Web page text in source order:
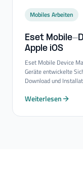
Mobiles Arbeiten
Eset Mobile-​
Apple iOS
Eset Mobile Device
Geräte entwickelte
Download und
Weiterlesen